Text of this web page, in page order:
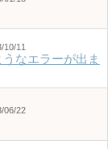
11
なエラーが出ま
22